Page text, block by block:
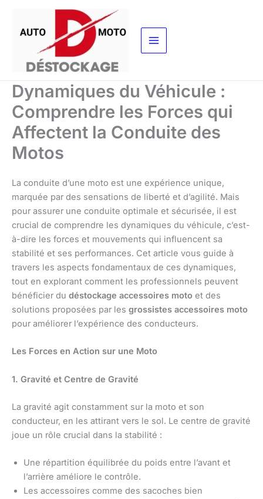
contenu
Dynamiques du Véhicule :
Comprendre les Forces qui
Affectent la Conduite des
Motos
La conduite d’une moto est une expérience unique,
marquée par des sensations de liberté et d’agilité. Mais
pour assurer une conduite optimale et sécurisée, il est
crucial de comprendre les dynamiques du véhicule, c’est-
à-dire les forces et mouvements qui influencent sa
stabilité et ses performances. Cet article vous guide à
travers les aspects fondamentaux de ces dynamiques,
tout en explorant comment les professionnels peuvent
bénéficier du déstockage accessoires moto et des
solutions proposées par les grossistes accessoires moto
pour améliorer l’expérience des conducteurs.
Les Forces en Action sur une Moto
1. Gravité et Centre de Gravité
La gravité agit constamment sur la moto et son
conducteur, en les attirant vers le sol. Le centre de gravité
joue un rôle crucial dans la stabilité :
Une répartition équilibrée du poids entre l’avant et
l’arrière améliore le contrôle.
Les accessoires comme des sacoches bien